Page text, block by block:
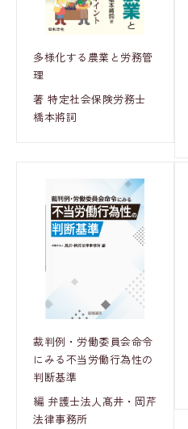
多様化する農業と労務管
理
著 特定社会保険労務士
橋本將詞
裁判例・労働委員会命令
にみる不当労働行為性の
判断基準
編 弁護士法人髙井・岡芹
法律事務所